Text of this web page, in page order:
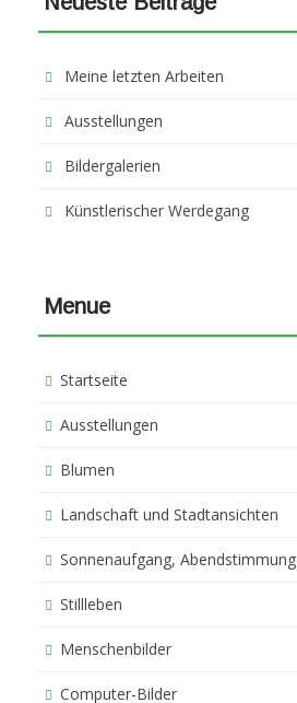
Meine letzten Arbeiten
Ausstellungen
Bildergalerien
Künstlerischer Werdegang
Menue
Startseite
Ausstellungen
Blumen
Landschaft und Stadtansichten
Sonnenaufgang, Abendstimmung
Stillleben
Menschenbilder
Computer-Bilder